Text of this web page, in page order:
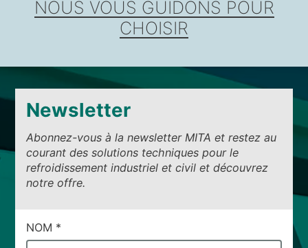
NOUS VOUS GUIDONS POUR
CHOISIR
Newsletter
Abonnez-vous à la newsletter MITA et restez au
courant des solutions techniques pour le
refroidissement industriel et civil et découvrez
notre offre.
CAMPI
DI
NOM *